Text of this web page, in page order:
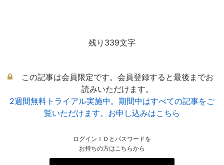
残り339文字
この記事は会員限定です。会員登録すると最後までお
読みいただけます。
2週間無料トライアル実施中。期間中はすべての記事をご
覧いただけます。お申し込みはこちら
ログインＩＤとパスワードを
お持ちの方はこちらから